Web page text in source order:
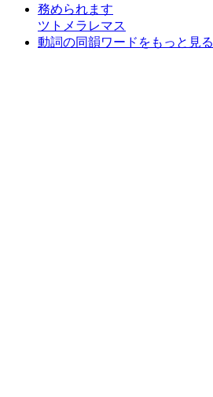
務められます
ツトメラレマス
動詞の同韻ワードをもっと見る